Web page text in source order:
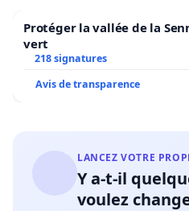
Protéger la vallée de la
vert
218 signatures
Avis de transparence
LANCEZ VOTRE
Y a-t-il
voulez